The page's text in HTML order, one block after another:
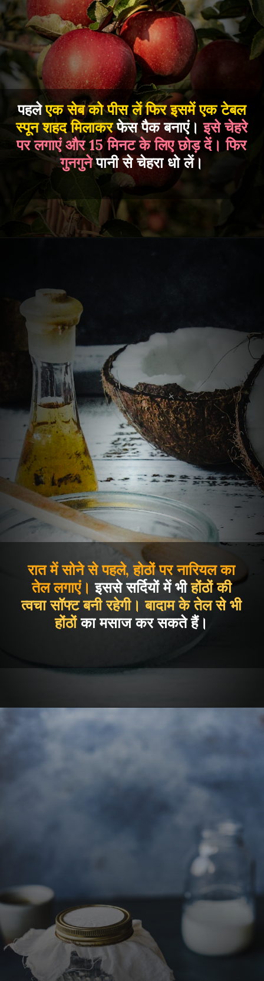
पहलेएक सेब को पीस लें फिर इसमें एक टेबल
स्पून शहद मिलाकरफेस पैक बनाएं।इसे चेहरे
पर लगाएं और 15 मिनट के लिए छोड़ दें। फिर
गुनगुनेपानी से चेहरा धो लें।
रात में सोने से पहले, होठों पर नारियल का
तेल लगाएं। इससे सर्दियों में भीहोंठों की
त्वचा सॉफ्ट बनी रहेगी। बादाम के तेल से भी
होंठोंका मसाज कर सकते हैं।